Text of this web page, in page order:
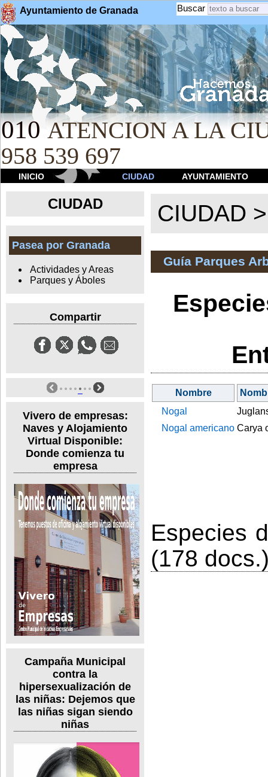
Ayuntamiento de Granada Buscar
010 ATENCION A LA
958 539 697
INICIO CIUDAD AYUNTAMIENTO
CIUDAD
Pasea por Granada
Actividades y Areas
Parques y Áboles
Compartir
Vivero de empresas:
Naves y Alojamiento
Virtual Disponible:
Donde comienza tu
empresa
Campaña Municipal
contra la
hipersexualización de
las niñas: Dejemos que
las niñas sigan siendo
niñas
CIUDAD
Guía Parques
Nombre
Nogal
Nogal americano Carya
Especies
(178